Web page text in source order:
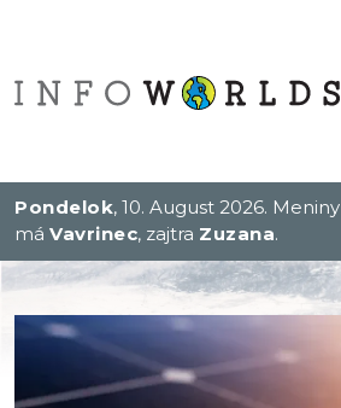
Pondelok, 10. August 2026. Meniny
má Vavrinec, zajtra Zuzana.